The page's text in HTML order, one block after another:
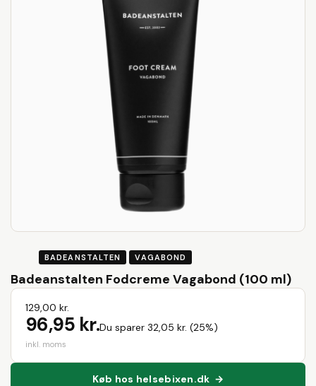
BADEANSTALTEN VAGABOND
Badeanstalten Fodcreme Vagabond (100 ml)
129,00 kr.
96,95 kr.Du sparer 32,05 kr. (25%)
inkl. moms
Køb hos helsebixen.dk →